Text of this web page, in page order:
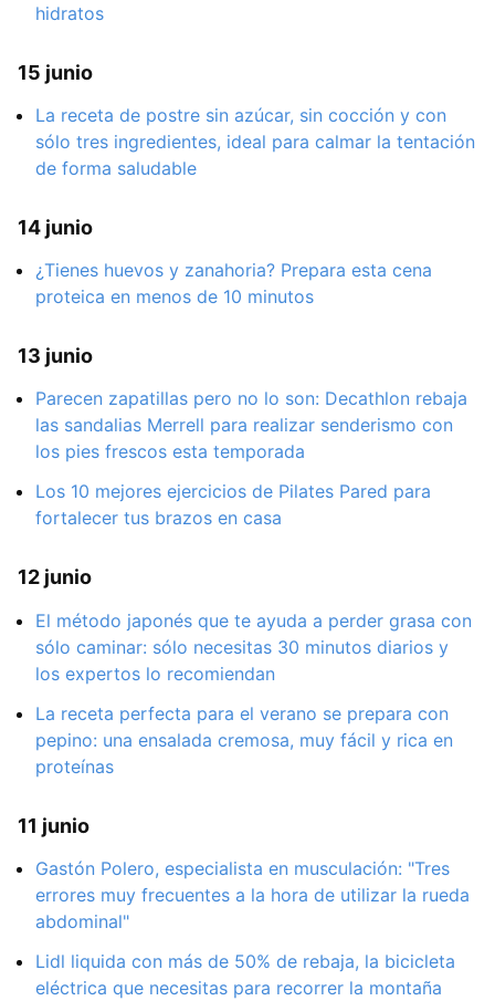
hidratos
15 junio
La receta de postre sin azúcar, sin cocción y con
sólo tres ingredientes, ideal para calmar la tentación
de forma saludable
14 junio
¿Tienes huevos y zanahoria? Prepara esta cena
proteica en menos de 10 minutos
13 junio
Parecen zapatillas pero no lo son: Decathlon rebaja
las sandalias Merrell para realizar senderismo con
los pies frescos esta temporada
Los 10 mejores ejercicios de Pilates Pared para
fortalecer tus brazos en casa
12 junio
El método japonés que te ayuda a perder grasa con
sólo caminar: sólo necesitas 30 minutos diarios y
los expertos lo recomiendan
La receta perfecta para el verano se prepara con
pepino: una ensalada cremosa, muy fácil y rica en
proteínas
11 junio
Gastón Polero, especialista en musculación: "Tres
errores muy frecuentes a la hora de utilizar la rueda
abdominal"
Lidl liquida con más de 50% de rebaja, la bicicleta
eléctrica que necesitas para recorrer la montaña